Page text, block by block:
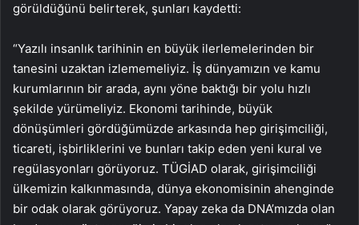
görüldüğünü belirterek, şunları kaydetti:
“Yazılı insanlık tarihinin en büyük ilerlemelerinden bir
tanesini uzaktan izlememeliyiz. İş dünyamızın ve kamu
kurumlarının bir arada, aynı yöne baktığı bir yolu hızlı
şekilde yürümeliyiz. Ekonomi tarihinde, büyük
dönüşümleri gördüğümüzde arkasında hep girişimciliği,
ticareti, işbirliklerini ve bunları takip eden yeni kural ve
regülasyonları görüyoruz. TÜGİAD olarak, girişimciliği
ülkemizin kalkınmasında, dünya ekonomisinin ahenginde
bir odak olarak görüyoruz. Yapay zeka da DNA’mızda olan